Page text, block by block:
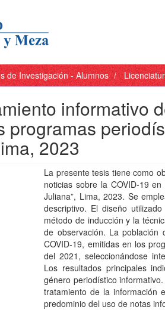
de Investigación - Alumnos
informativo
2023
La presente tesis tiene como
noticias sobre la COVID-19
Juliana”, Lima, 2023. Se
descriptivo. El diseño
método de inducción y la
de observación. La población
COVID-19, emitidas en los
del 2021, seleccionándose
Los resultados principales
género periodístico
tratamiento de la información
predominio del uso de notas